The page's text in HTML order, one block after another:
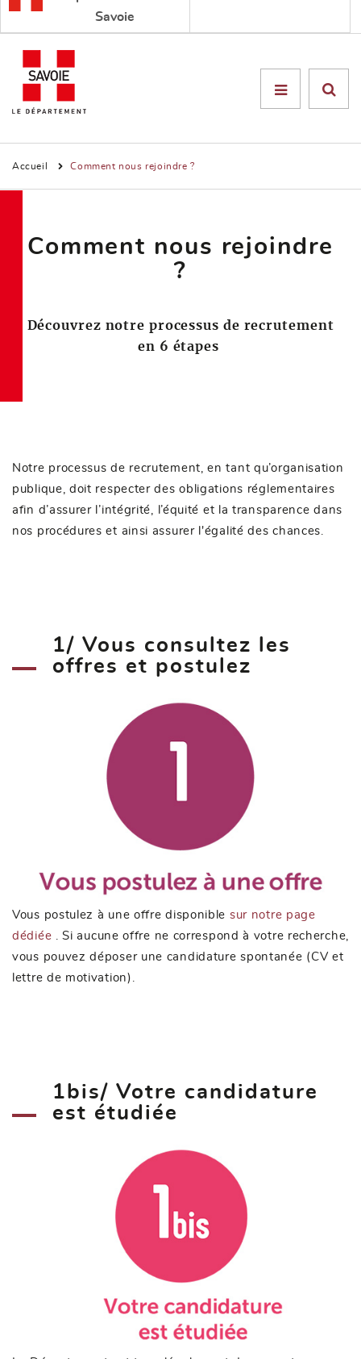
Savoie
Menu

Accueil Comment nous rejoindre ?
Comment nous rejoindre
?
Découvrez notre processus de recrutement
en 6 étapes
Notre processus de recrutement, en tant qu’organisation
publique, doit respecter des obligations réglementaires
afin d’assurer l’intégrité, l’équité et la transparence dans
nos procédures et ainsi assurer l'égalité des chances.
1/ Vous consultez les
offres et postulez
Vous postulez à une offre disponible sur notre page
dédiée . Si aucune offre ne correspond à votre recherche,
vous pouvez déposer une candidature spontanée (CV et
lettre de motivation).
1bis/ Votre candidature
est étudiée